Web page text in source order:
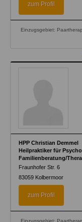
zum Profil
Einzugsgebiet:
HPP Christian Demmel
Heilpraktiker für
Familienberatung/
Fraunhofer Str. 6
83059 Kolbermoor
zum Profil
Einzugsgebiet: